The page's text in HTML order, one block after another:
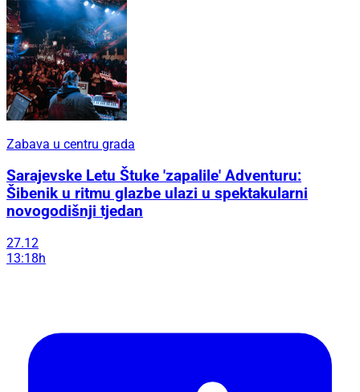
Zabava u centru grada
Sarajevske Letu Štuke 'zapalile' Adventuru:
Šibenik u ritmu glazbe ulazi u spektakularni
novogodišnji tjedan
27.12
13:18h